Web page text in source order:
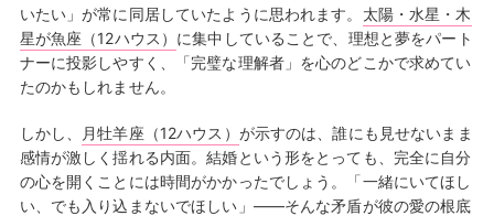
いたい」が常に同居していたように思われます。 太陽・水星・木
星が魚座（12ハウス） に集中していることで、理想と夢をパート
ナーに投影しやすく、「完璧な理解者」を心のどこかで求めてい
たのかもしれません。
しかし、 月牡羊座（12ハウス） が示すのは、誰にも見せないまま
感情が激しく揺れる内面。結婚という形をとっても、完全に自分
の心を開くことには時間がかかったでしょう。「一緒にいてほし
い、でも入り込まないでほしい」——そんな矛盾が彼の愛の根底